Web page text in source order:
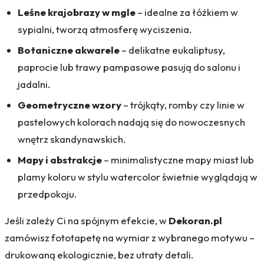
Leśne krajobrazy w mgle– idealne za łóżkiem w
sypialni, tworzą atmosferę wyciszenia.
Botaniczne akwarele– delikatne eukaliptusy,
paprocie lub trawy pampasowe pasują do salonu i
jadalni.
Geometryczne wzory– trójkąty, romby czy linie w
pastelowych kolorach nadają się do nowoczesnych
wnętrz skandynawskich.
Mapy i abstrakcje– minimalistyczne mapy miast lub
plamy koloru w stylu watercolor świetnie wyglądają w
przedpokoju.
Jeśli zależy Ci na spójnym efekcie, wDekoran.pl
zamówisz fototapetę na wymiar z wybranego motywu –
drukowaną ekologicznie, bez utraty detali.